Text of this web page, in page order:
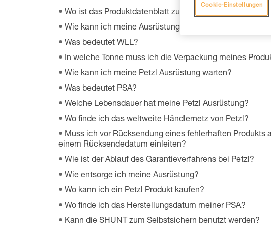
Wo ist das Produktdatenblatt zu den Umweltqualitäten
Wie kann ich meine Ausrüstung lagern?
Was bedeutet WLL?
In welche Tonne muss ich die Verpackung meines
Wie kann ich meine Petzl Ausrüstung warten?
Was bedeutet PSA?
Welche Lebensdauer hat meine Petzl Ausrüstung?
Wo finde ich das weltweite Händlernetz von Petzl?
Muss ich vor Rücksendung eines fehlerhaften
einem Rücksendedatum einleiten?
Wie ist der Ablauf des Garantieverfahrens bei Petzl?
Wie entsorge ich meine Ausrüstung?
Wo kann ich ein Petzl Produkt kaufen?
Wo finde ich das Herstellungsdatum meiner PSA?
Kann die SHUNT zum Selbstsichern benutzt werden?
Cookie-Einstellungen